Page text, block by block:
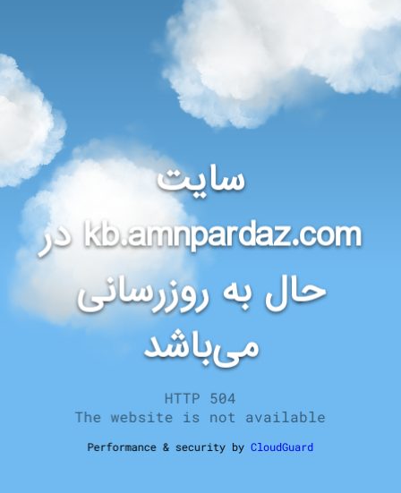
سایت
kb.amnpardaz.comدر
حال به روزرسانی
می‌باشد
HTTP 504
The website is not available
Performance & security byCloudGuard